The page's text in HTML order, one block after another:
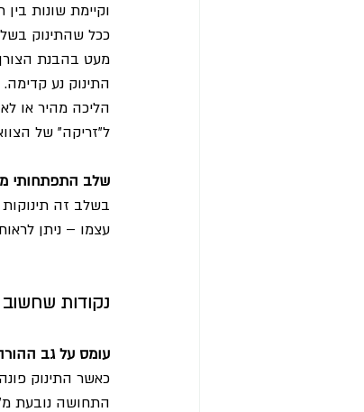
וקיימת שונות
ככל שהתינוק בשל
מעט בהבנת
התינוק נע
הליכה מהיר או
ל"זריקה" של
שלב התפתחותי
בשלב זה
עצמו – ניתן
נקודות
עומס על גב
כאשר התינוק
התחושה נובעת